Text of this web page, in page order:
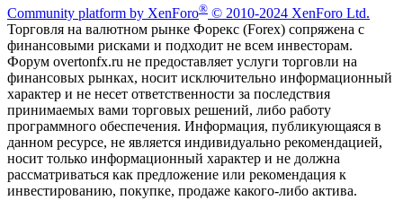
Community platform by XenForo® © 2010-2024 XenForo Ltd.
Торговля на валютном рынке Форекс (Forex) сопряжена с
финансовыми рисками и подходит не всем инвесторам.
Форум overtonfx.ru не предоставляет услуги торговли на
финансовых рынках, носит исключительно информационный
характер и не несет ответственности за последствия
принимаемых вами торговых решений, либо работу
программного обеспечения. Информация, публикующаяся в
данном ресурсе, не является индивидуально рекомендацией,
носит только информационный характер и не должна
рассматриваться как предложение или рекомендация к
инвестированию, покупке, продаже какого-либо актива.